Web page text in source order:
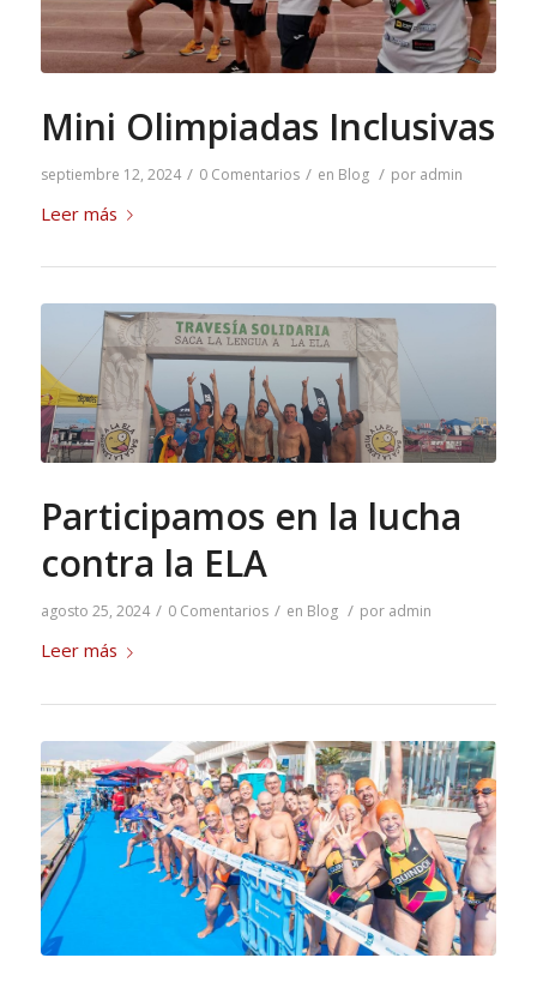
Mini Olimpiadas Inclusivas
septiembre 12, 2024 / 0 Comentarios / en Blog / por admin
Leer más
Participamos en la lucha
contra la ELA
agosto 25, 2024 / 0 Comentarios / en Blog / por admin
Leer más